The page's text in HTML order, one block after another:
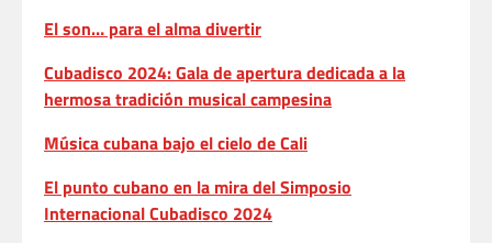
El son… para el alma divertir
Cubadisco 2024: Gala de apertura dedicada a la
hermosa tradición musical campesina
Música cubana bajo el cielo de Cali
El punto cubano en la mira del Simposio
Internacional Cubadisco 2024